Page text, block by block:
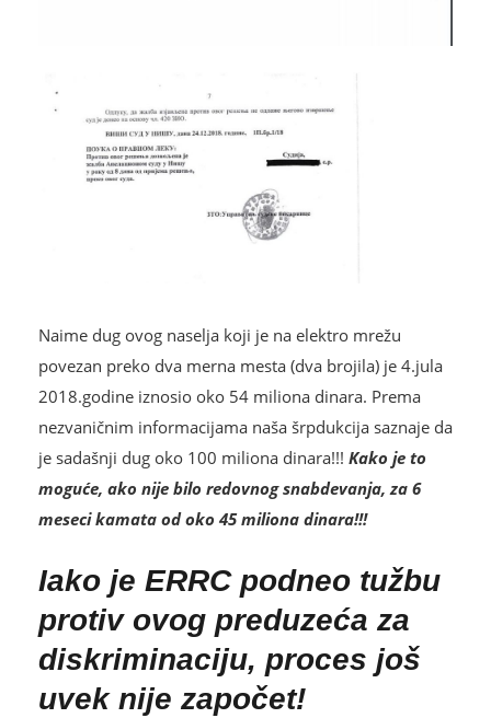
Naime dug ovog naselja koji je na elektro mrežu
povezan preko dva merna mesta (dva brojila) je 4.jula
2018.godine iznosio oko 54 miliona dinara. Prema
nezvaničnim informacijama naša šrpdukcija saznaje da
je sadašnji dug oko 100 miliona dinara!!! Kako je to
moguće, ako nije bilo redovnog snabdevanja, za 6
meseci kamata od oko 45 miliona dinara!!!
Iako je ERRC podneo tužbu
protiv ovog preduzeća za
diskriminaciju, proces još
uvek nije započet!